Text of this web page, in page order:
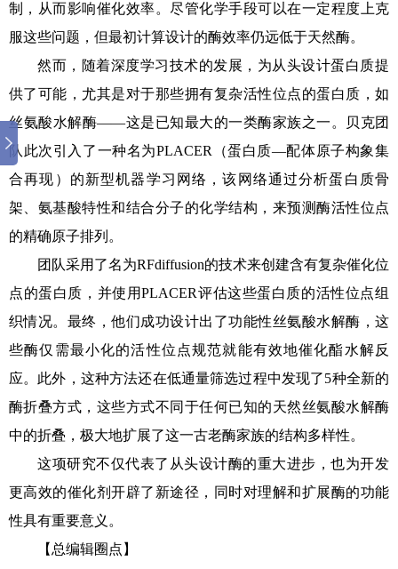
制，从而影响催化效率。尽管化学手段可以在一定程度上克
服这些问题，但最初计算设计的酶效率仍远低于天然酶。
然而，随着深度学习技术的发展，为从头设计蛋白质提
供了可能，尤其是对于那些拥有复杂活性位点的蛋白质，如
丝氨酸水解酶——这是已知最大的一类酶家族之一。贝克团
队此次引入了一种名为PLACER（蛋白质—配体原子构象集
合再现）的新型机器学习网络，该网络通过分析蛋白质骨
架、氨基酸特性和结合分子的化学结构，来预测酶活性位点
的精确原子排列。
团队采用了名为RFdiffusion的技术来创建含有复杂催化位
点的蛋白质，并使用PLACER评估这些蛋白质的活性位点组
织情况。最终，他们成功设计出了功能性丝氨酸水解酶，这
些酶仅需最小化的活性位点规范就能有效地催化酯水解反
应。此外，这种方法还在低通量筛选过程中发现了5种全新的
酶折叠方式，这些方式不同于任何已知的天然丝氨酸水解酶
中的折叠，极大地扩展了这一古老酶家族的结构多样性。
这项研究不仅代表了从头设计酶的重大进步，也为开发
更高效的催化剂开辟了新途径，同时对理解和扩展酶的功能
性具有重要意义。
【总编辑圈点】